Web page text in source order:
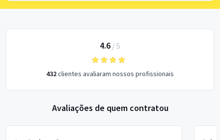
4.6 / 5
432clientes avaliaram nossos profissionais
Avaliações de quem contratou